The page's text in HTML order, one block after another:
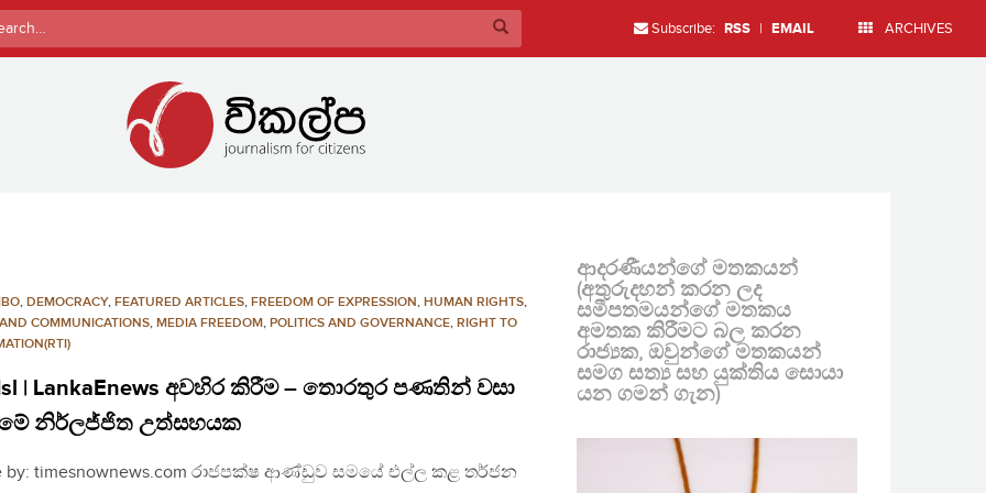
Subscribe: RSS | EMAIL ARCHIVES
, DEMOCRACY, FEATURED ARTICLES, FREEDOM OF EXPRESSION, HUMAN RIGHTS,
COMMUNICATIONS, MEDIA FREEDOM, POLITICS AND GOVERNANCE, RIGHT TO
| LankaEnews අවහිර කිරීම – තොරතුර පණතින් වසා
නිර්ලජ්ජිත උත්සහයක
by: timesnownews.com රාජපක්ෂ ආණ්ඩුව සමයේ එල්ල කළ තර්ජන
ආදරණීයන්ගේ මතකයන්
(අතුරුදහන් කරන ලද
සමීපතමයන්ගේ මතකය
අමතක කිරීමට බල කරන
රාජ්‍යක, ඔවුන්ගේ මතකයන්
සමග සත්‍ය සහ යුක්තිය සොයා
යන ගමන් ගැන)